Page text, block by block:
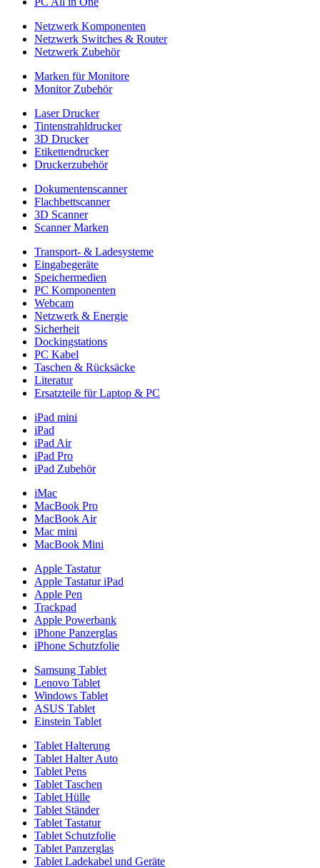
Netzwerk Komponenten
Netzwerk Switches & Router
Netzwerk Zubehör
Marken für Monitore
Monitor Zubehör
Laser Drucker
Tintenstrahldrucker
3D Drucker
Etikettendrucker
Druckerzubehör
Dokumentenscanner
Flachbettscanner
3D Scanner
Scanner Marken
Transport- & Ladesysteme
Eingabegeräte
Speichermedien
PC Komponenten
Webcam
Netzwerk & Energie
Sicherheit
Dockingstations
PC Kabel
Taschen & Rücksäcke
Literatur
Ersatzteile für Laptop & PC
iPad mini
iPad
iPad Air
iPad Pro
iPad Zubehör
iMac
MacBook Pro
MacBook Air
Mac mini
MacBook Mini
Apple Tastatur
Apple Tastatur iPad
Apple Pen
Trackpad
Apple Powerbank
iPhone Panzerglas
iPhone Schutzfolie
Samsung Tablet
Lenovo Tablet
Windows Tablet
ASUS Tablet
Einstein Tablet
Tablet Halterung
Tablet Halter Auto
Tablet Pens
Tablet Taschen
Tablet Hülle
Tablet Ständer
Tablet Tastatur
Tablet Schutzfolie
Tablet Panzerglas
Tablet Ladekabel und Geräte